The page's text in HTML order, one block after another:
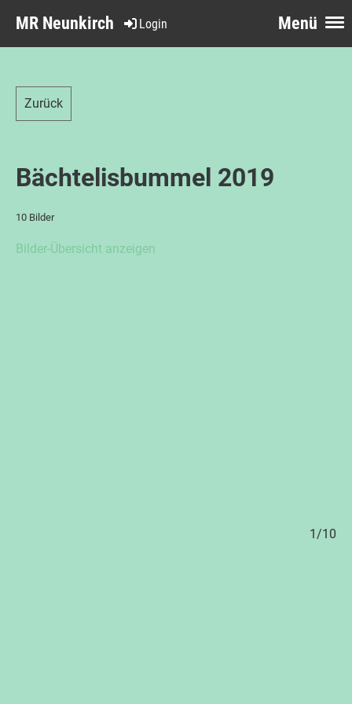
Menü
Login
MR Neunkirch
Zurück
Bächtelisbummel 2019
10 Bilder
Bilder-Übersicht anzeigen
1/10